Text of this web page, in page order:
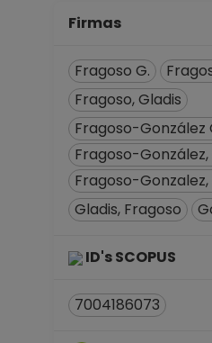
Firmas
Fragoso G.
Fragoso, Gladis
Fragoso-González
Fragoso-González,
Fragoso-Gonzalez,
Gladis, Fragoso
ID's SCOPUS
7004186073